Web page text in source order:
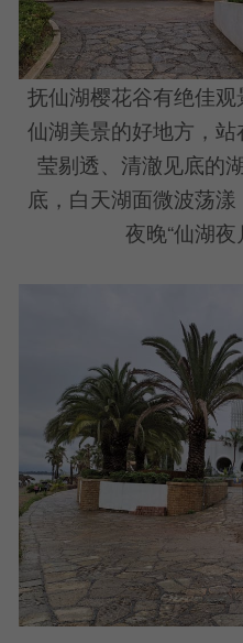
抚仙湖樱花谷有绝佳
仙湖美景的好地方，
莹剔透、清澈见底的
底，白天湖面微波荡
夜晚“仙湖夜